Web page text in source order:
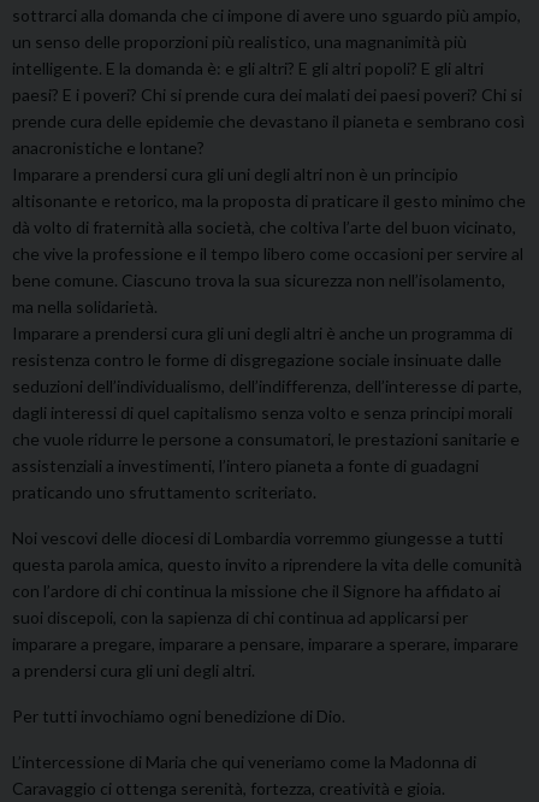
sottrarci alla domanda che ci impone di avere uno sguardo più ampio,
un senso delle proporzioni più realistico, una magnanimità più
intelligente. E la domanda è: e gli altri? E gli altri popoli? E gli altri
paesi? E i poveri? Chi si prende cura dei malati dei paesi poveri? Chi si
prende cura delle epidemie che devastano il pianeta e sembrano così
anacronistiche e lontane?
Imparare a prendersi cura gli uni degli altri non è un principio
altisonante e retorico, ma la proposta di praticare il gesto minimo che
dà volto di fraternità alla società, che coltiva l’arte del buon vicinato,
che vive la professione e il tempo libero come occasioni per servire al
bene comune. Ciascuno trova la sua sicurezza non nell’isolamento,
ma nella solidarietà.
Imparare a prendersi cura gli uni degli altri è anche un programma di
resistenza contro le forme di disgregazione sociale insinuate dalle
seduzioni dell’individualismo, dell’indifferenza, dell’interesse di parte,
dagli interessi di quel capitalismo senza volto e senza principi morali
che vuole ridurre le persone a consumatori, le prestazioni sanitarie e
assistenziali a investimenti, l’intero pianeta a fonte di guadagni
praticando uno sfruttamento scriteriato.
Noi vescovi delle diocesi di Lombardia vorremmo giungesse a tutti
questa parola amica, questo invito a riprendere la vita delle comunità
con l’ardore di chi continua la missione che il Signore ha affidato ai
suoi discepoli, con la sapienza di chi continua ad applicarsi per
imparare a pregare, imparare a pensare, imparare a sperare, imparare
a prendersi cura gli uni degli altri.
Per tutti invochiamo ogni benedizione di Dio.
L’intercessione di Maria che qui veneriamo come la Madonna di
Caravaggio ci ottenga serenità, fortezza, creatività e gioia.